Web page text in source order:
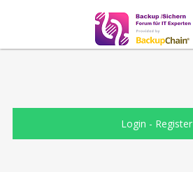
Login - Register